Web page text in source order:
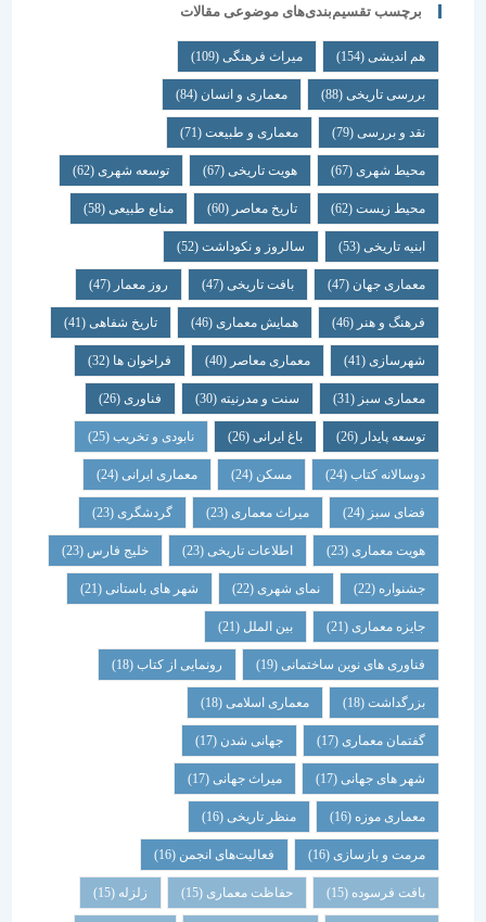
برچسب تقسیم‌بندی‌های موضوعی مقالات
هم اندیشی (154) میراث فرهنگی (109)
بررسی تاریخی (88) معماری و انسان (84)
نقد و بررسی (79) معماری و طبیعت (71)
محیط شهری(67) هویت تاریخی(67) توسعه شهری(62)
محیط زیست(62) تاریخ معاصر(60) منابع طبیعی(58)
ابنیه تاریخی(53) سالروز و نکوداشت(52)
معماری جهان (47) بافت تاریخی(47) روز معمار(47)
فرهنگ و هنر(46) همایش معماری (46) تاریخ شفاهی (41)
شهرسازی(41) معماری معاصر(40) فراخوان ها (32)
معماری سبز(31) سنت و مدرنیته(30) فناوری (26)
توسعه پایدار(26) باغ ایرانی(26) نابودی و تخریب(25)
دوسالانه کتاب(24) مسکن (24) معماری ایرانی(24)
فضای سبز(24) میراث معماری (23) گردشگری (23)
هویت معماری (23) اطلاعات تاریخی(23) خلیج فارس(23)
جشنواره(22) نمای شهری(22) شهر های باستانی (21)
جایزه معماری (21) بین الملل(21)
فناوری های نوین ساختمانی(19) رونمایی از کتاب (18)
بزرگداشت (18) معماری اسلامی(18)
گفتمان معماری (17) جهانی شدن(17)
شهر های جهانی(17) میراث جهانی(17)
معماری موزه(16) منظر تاریخی (16)
مرمت و بازسازی(16) فعالیت‌های انجمن(16)
بافت فرسوده (15) حفاظت معماری (15) زلزله